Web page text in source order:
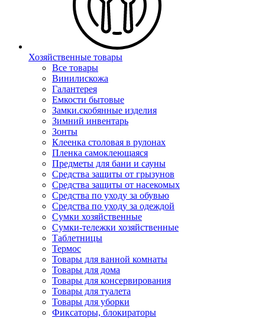
Хозяйственные товары
Все товары
Винилискожа
Галантерея
Емкости бытовые
Замки.скобянные изделия
Зимний инвентарь
Зонты
Клеенка столовая в рулонах
Пленка самоклеющаяся
Предметы для бани и сауны
Средства защиты от грызунов
Средства защиты от насекомых
Средства по уходу за обувью
Средства по уходу за одеждой
Сумки хозяйственные
Сумки-тележки хозяйственные
Таблетницы
Термос
Товары для ванной комнаты
Товары для дома
Товары для консервирования
Товары для туалета
Товары для уборки
Фиксаторы, блокираторы